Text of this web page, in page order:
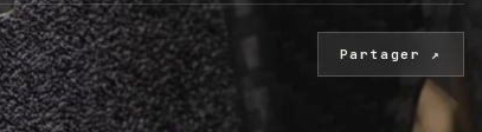
Partager ↗